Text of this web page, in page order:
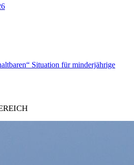
Situation für minderjährige